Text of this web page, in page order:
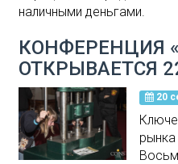
наличными деньгами.
КОНФЕРЕНЦИЯ
ОТКРЫВАЕТСЯ
20